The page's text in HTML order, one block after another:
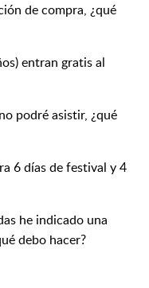
de compra, ¿qué
entran gratis al
podré asistir, ¿qué
6 días de festival y 4
he indicado una
debo hacer?